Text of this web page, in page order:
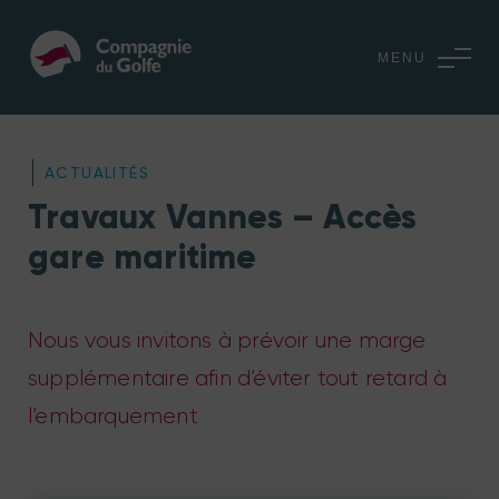
MENU
ACTUALITÉS
Travaux Vannes – Accès
gare maritime
Nous vous invitons à prévoir une marge
supplémentaire afin d’éviter tout retard à
l’embarquement